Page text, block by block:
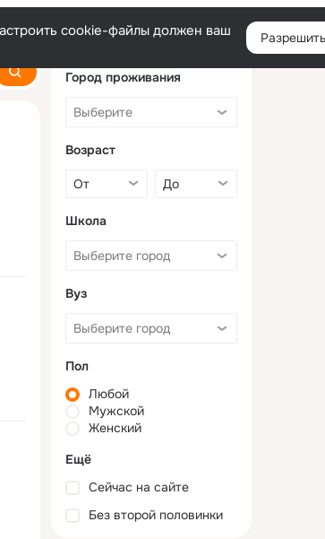
cookie-файлы должен ваш
Город проживания
Возраст
Школа
Вуз
Пол
Любой
Мужской
Женский
Ещё
Сейчас на сайте
Без второй половинки